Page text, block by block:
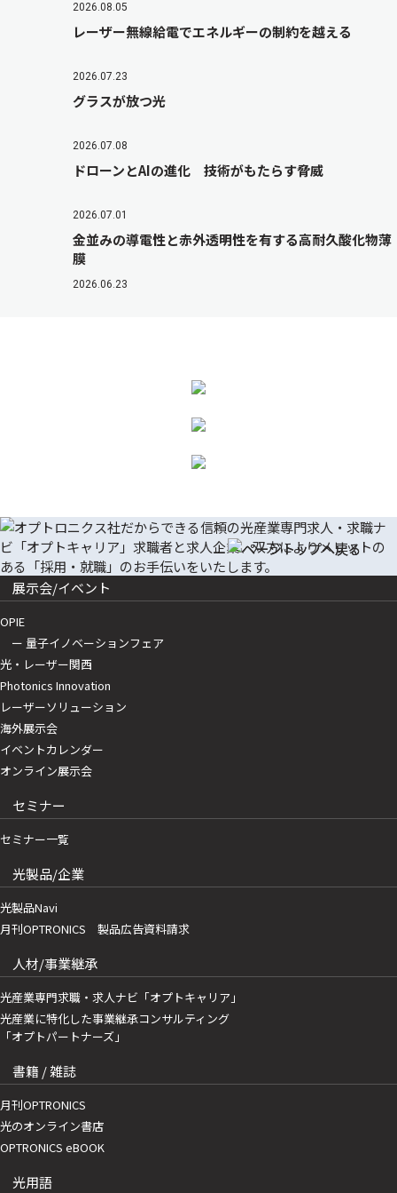
2026.08.05
レーザー無線給電でエネルギーの制約を越える
2026.07.23
グラスが放つ光
2026.07.08
ドローンとAIの進化 技術がもたらす脅威
2026.07.01
金並みの導電性と赤外透明性を有する高耐久酸化物薄
膜
2026.06.23
展示会/イベント
OPIE
ー 量子イノベーションフェア
光・レーザー関西
Photonics Innovation
レーザーソリューション
海外展示会
イベントカレンダー
オンライン展示会
セミナー
セミナー一覧
光製品/企業
光製品Navi
月刊OPTRONICS 製品広告資料請求
人材/事業継承
光産業専門求職・求人ナビ「オプトキャリア」
光産業に特化した事業継承コンサルティング
「オプトパートナーズ」
書籍 / 雑誌
月刊OPTRONICS
光のオンライン書店
OPTRONICS eBOOK
光用語